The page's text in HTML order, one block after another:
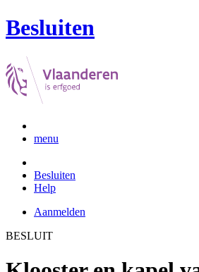
Besluiten
menu
Besluiten
Help
Aanmelden
BESLUIT